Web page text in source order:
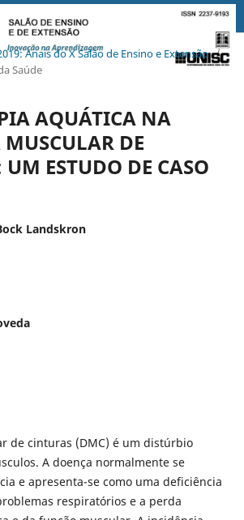
Anais do X Salão de Ensino e Extensão /
Saúde
AQUÁTICA NA
DE
ESTUDO DE CASO
Landskron
de cinturas (DMC) é um distúrbio
A doença normalmente se
e apresenta-se como uma deficiência
respiratórios e a perda